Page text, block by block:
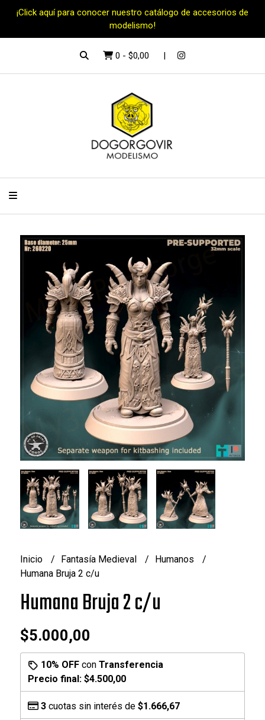
¡Click aquí para conocer nuestro catálogo de accesorios de
modelismo!
0 - $0,00
Inicio Fantasía Medieval
Humanos
Humana Bruja 2 c/u
Humana Bruja 2 c/u
$5.000,00
10% OFFcon Transferencia
Precio final: $4.500,00
3cuotas sin interés de $1.666,67